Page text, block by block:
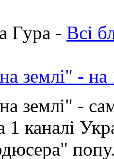
Гура - Всі
землі" - на
землі" -
1 каналі